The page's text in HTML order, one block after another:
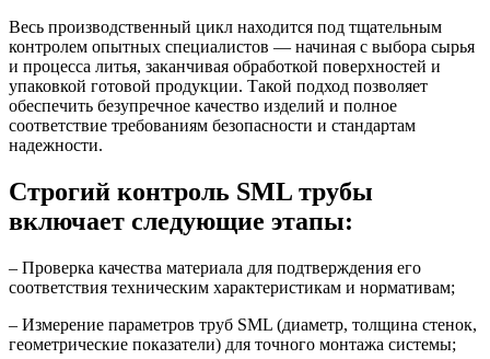
Весь производственный цикл находится под тщательным
контролем опытных специалистов — начиная с выбора сырья
и процесса литья, заканчивая обработкой поверхностей и
упаковкой готовой продукции. Такой подход позволяет
обеспечить безупречное качество изделий и полное
соответствие требованиям безопасности и стандартам
надежности.
Строгий контроль SML трубы
включает следующие этапы:
– Проверка качества материала для подтверждения его
соответствия техническим характеристикам и нормативам;
– Измерение параметров труб SML (диаметр, толщина стенок,
геометрические показатели) для точного монтажа системы;